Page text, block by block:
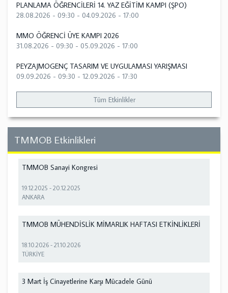
PLANLAMA ÖĞRENCİLERİ 14. YAZ EĞİTİM KAMPI (ŞPO)
28.08.2026 - 09:30 - 04.09.2026 - 17:00
MMO ÖĞRENCİ ÜYE KAMPI 2026
31.08.2026 - 09:30 - 05.09.2026 - 17:00
PEYZAJMOGENÇ TASARIM VE UYGULAMASI YARIŞMASI
09.09.2026 - 09:30 - 12.09.2026 - 17:30
Tüm Etkinlikler
TMMOB Etkinlikleri
TMMOB Sanayi Kongresi
19.12.2025 -20.12.2025
ANKARA
TMMOB MÜHENDİSLİK MİMARLIK HAFTASI ETKİNLİKLERİ
18.10.2026 -21.10.2026
TÜRKİYE
3 Mart İş Cinayetlerine Karşı Mücadele Günü